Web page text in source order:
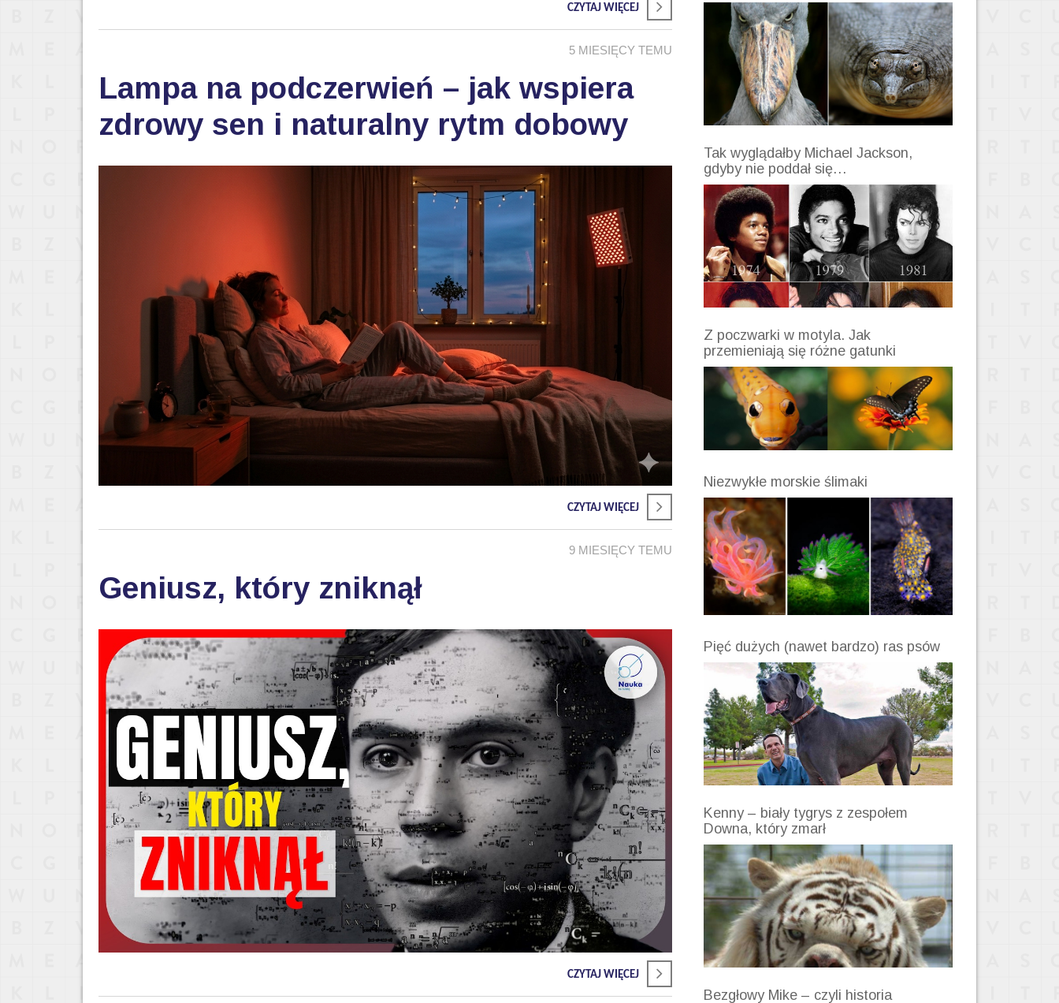
CZYTAJ WIĘCEJ
5 MIESIĘCY TEMU
Lampa na podczerwień – jak wspiera
zdrowy sen i naturalny rytm dobowy
CZYTAJ WIĘCEJ
9 MIESIĘCY TEMU
Geniusz, który zniknął
CZYTAJ WIĘCEJ
Tak wyglądałby Michael Jackson,
gdyby nie poddał się…
Z poczwarki w motyla. Jak
przemieniają się różne gatunki
Niezwykłe morskie ślimaki
Pięć dużych (nawet bardzo) ras psów
Kenny – biały tygrys z zespołem
Downa, który zmarł
Bezgłowy Mike – czyli historia